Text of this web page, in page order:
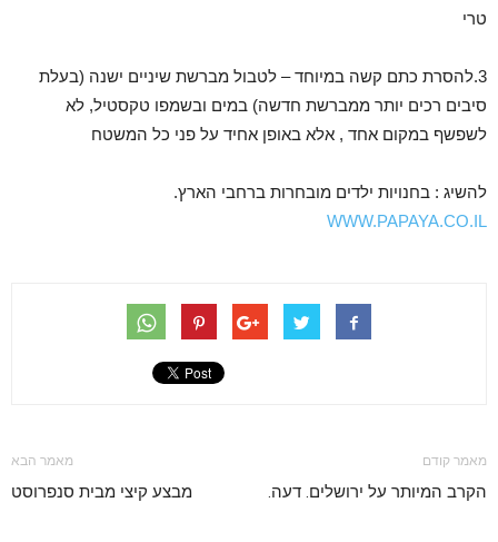
טרי
3.להסרת כתם קשה במיוחד – לטבול מברשת שיניים ישנה (בעלת
סיבים רכים יותר ממברשת חדשה) במים ובשמפו טקסטיל, לא
לשפשף במקום אחד , אלא באופן אחיד על פני כל המשטח
להשיג : בחנויות ילדים מובחרות ברחבי הארץ.
WWW.PAPAYA.CO.IL
מאמר קודם
הקרב המיותר על ירושלים. דעה.
מאמר הבא
מבצע קיצי מבית סנפרוסט